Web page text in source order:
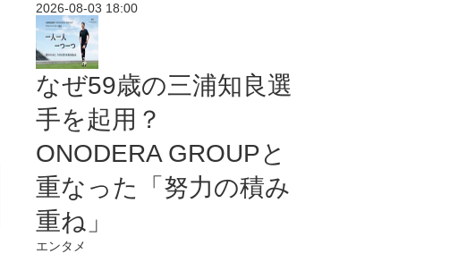
2026-08-03 18:00
なぜ59歳の三浦知良選
手を起用？
ONODERA GROUPと
重なった「努力の積み
重ね」
エンタメ